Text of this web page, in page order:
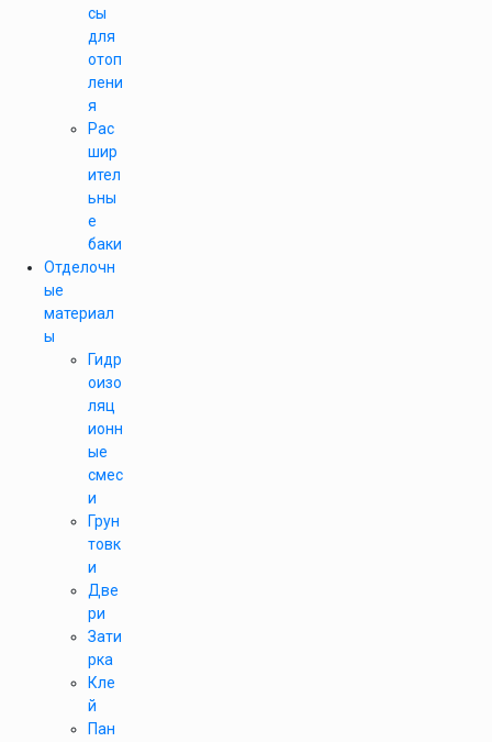
сы
для
отоп
лени
я
Рас
шир
ител
ьны
е
баки
Отделочн
ые
материал
ы
Гидр
оизо
ляц
ионн
ые
смес
и
Грун
товк
и
Две
ри
Зати
рка
Кле
й
Пан